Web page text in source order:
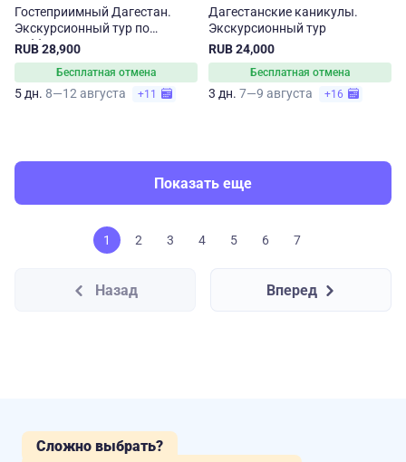
Гостеприимный Дагестан.
Экскурсионный тур по
субботам
RUB 28,900
Бесплатная отмена
5 дн. 8—12 августа +11
Дагестанские каникулы.
Экскурсионный тур
RUB 24,000
Бесплатная отмена
3 дн. 7—9 августа +16
Показать еще
1 2 3 4 5 6 7
Назад Вперед
Сложно выбрать?